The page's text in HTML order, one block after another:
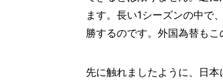
ます。長い1シーズンの中で
勝するのです。外国為替もこ
先に触れましたように、日